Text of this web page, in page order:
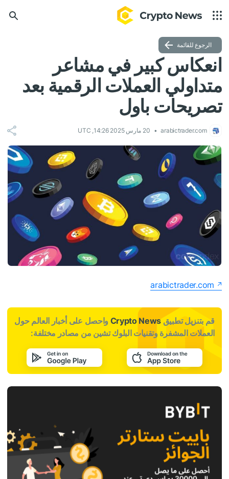
الرجوع للقائمة
انعكاس كبير في مشاعر
متداولي العملات الرقمية بعد
تصريحات باول
arabictrader.com 20 مارس 2025 14:26, UTC
arabictrader.com
قم بتنزيل تطبيقCrypto News واحصل على أخبار العالم حول
العملات المشفرة وتقنيات البلوك تشين من مصادر مختلفة: